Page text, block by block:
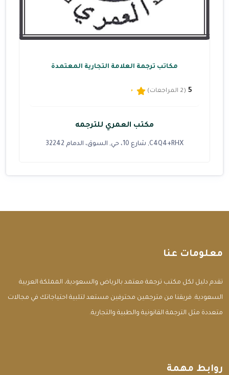
مكاتب ترجمة العلامة التجارية المعتمدة
5 (2 المراجعات)
مكتب العمري للترجمه
C4Q4+RHX, شارع 10، حي, السوق، الدمام 32242
معلومات عنا
تقدم دليل لكل مكتب ترجمة معتمد بالرياض والسعودية، المملكة العربية
السعودية. فريقنا من مترجمين محترفين مستعد لتلبية احتياجاتك في مجالات
متعددة مثل الترجمة القانونية والطبية والتجارية.
روابط مهمة